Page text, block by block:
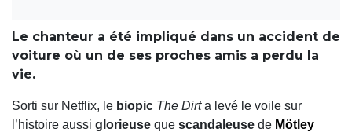
Le chanteur a été impliqué dans un accident de
voiture où un de ses proches amis a perdu la
vie.
Sorti sur Netflix, le biopic The Dirta levé le voile sur
l’histoire aussi glorieuse que scandaleuse de Mötley